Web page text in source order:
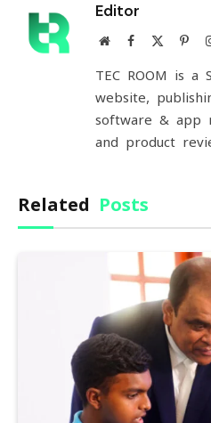
Editor
WebsiteFacebook
TEC ROOM is a
website,
software & app
and product
Related Posts